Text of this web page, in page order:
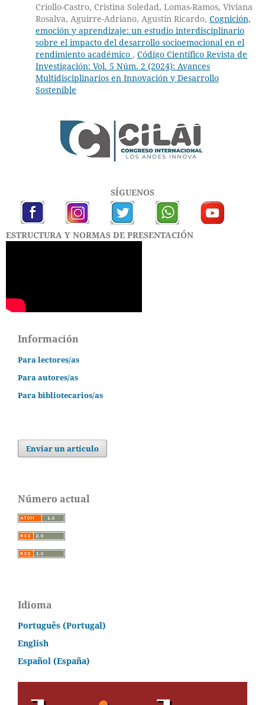
Criollo-Castro, Cristina Soledad, Lomas-Ramos, Viviana
Rosalva, Aguirre-Adriano, Agustín Ricardo, Cognición,
emoción y aprendizaje: un estudio interdisciplinario
sobre el impacto del desarrollo socioemocional en el
rendimiento académico , Código Científico Revista de
Investigación: Vol. 5 Núm. 2 (2024): Avances
Multidisciplinarios en Innovación y Desarrollo
Sostenible
SÍGUENOS
ESTRUCTURA Y NORMAS DE PRESENTACIÓN
Información
Para lectores/as
Para autores/as
Para bibliotecarios/as
Enviar un artículo
Número actual
Idioma
Português (Portugal)
English
Español (España)